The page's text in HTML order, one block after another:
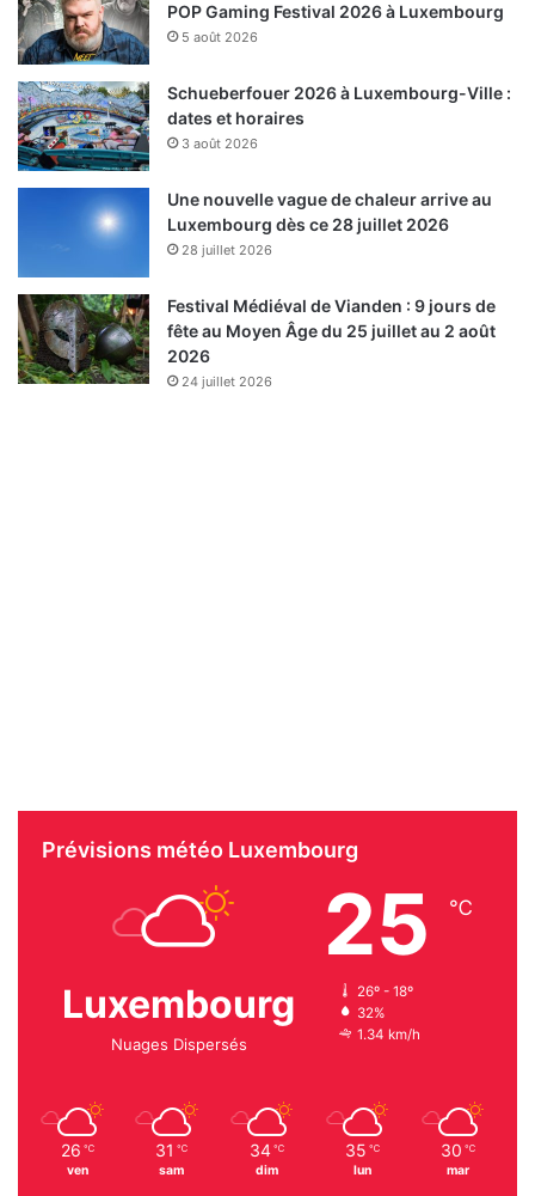
POP Gaming Festival 2026 à Luxembourg
5 août 2026
Schueberfouer 2026 à Luxembourg-Ville :
dates et horaires
3 août 2026
Une nouvelle vague de chaleur arrive au
Luxembourg dès ce 28 juillet 2026
28 juillet 2026
Festival Médiéval de Vianden : 9 jours de
fête au Moyen Âge du 25 juillet au 2 août
2026
24 juillet 2026
Prévisions météo Luxembourg
Luxembourg
Nuages Dispersés
25 ℃
26º - 18º
32%
1.34 km/h
26 ℃
ven
31 ℃
sam
34 ℃
dim
35 ℃
lun
30 ℃
mar